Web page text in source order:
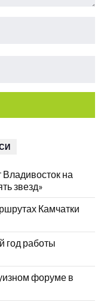
Владивосток на
звезд»
Камчатки
год работы
форуме в